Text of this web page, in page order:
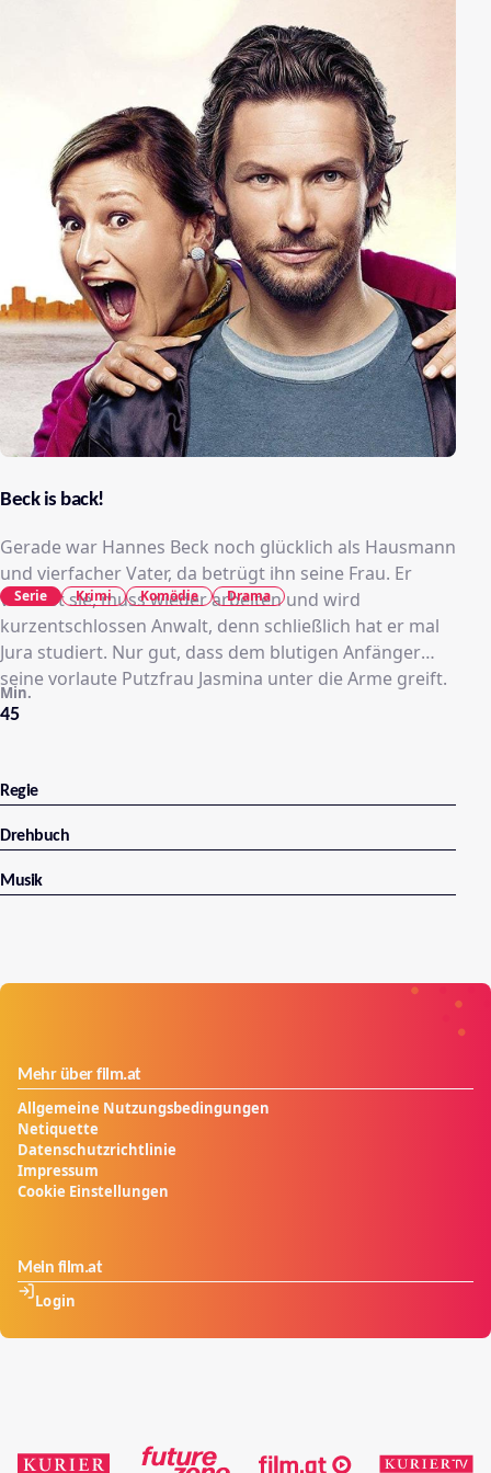
Beck is back!
Gerade war Hannes Beck noch glücklich als Hausmann
und vierfacher Vater, da betrügt ihn seine Frau. Er
verlässt sie, muss wieder arbeiten und wird
kurzentschlossen Anwalt, denn schließlich hat er mal
Jura studiert. Nur gut, dass dem blutigen Anfänger
seine vorlaute Putzfrau Jasmina unter die Arme greift.
45
Min.
Serie Krimi Komödie Drama
Regie
Drehbuch
Musik
Mehr über film.at
Allgemeine Nutzungsbedingungen
Netiquette
Datenschutzrichtlinie
Impressum
Cookie Einstellungen
Mein film.at
Login